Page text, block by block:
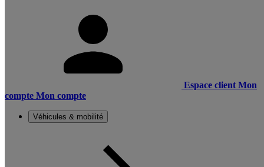
Espace client Mon
compte Mon compte
Véhicules & mobilité